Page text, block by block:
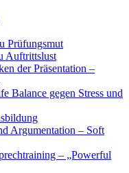
Prüfungsmut
Auftrittslust
der Präsentation –
Balance gegen Stress und
Argumentation – Soft
– „Powerful